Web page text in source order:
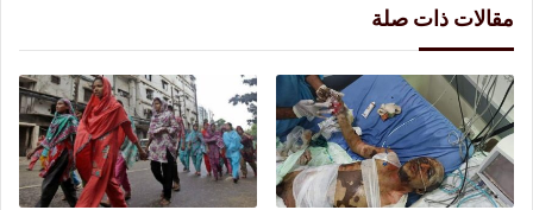
مقالات ذات صلة